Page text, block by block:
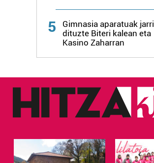
5
Gimnasia aparatuak jarri
dituzte Biteri kalean eta
Kasino Zaharran